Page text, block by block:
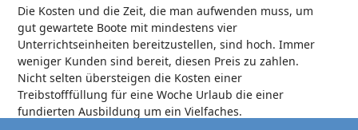
Die Kosten und die Zeit, die man aufwenden muss, um
gut gewartete Boote mit mindestens vier
Unterrichtseinheiten bereitzustellen, sind hoch. Immer
weniger Kunden sind bereit, diesen Preis zu zahlen.
Nicht selten übersteigen die Kosten einer
Treibstofffüllung für eine Woche Urlaub die einer
fundierten Ausbildung um ein Vielfaches.